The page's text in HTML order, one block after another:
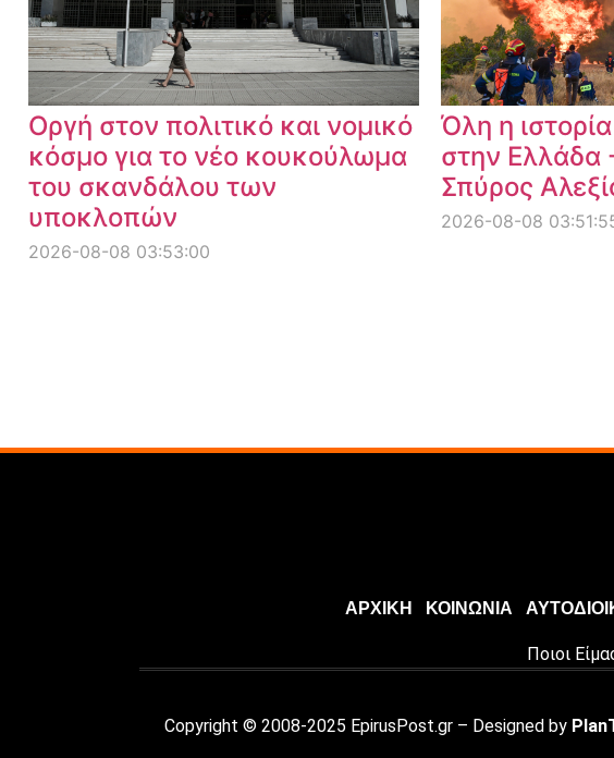
Οργή στον πολιτικό και νομικό
κόσμο για το νέο κουκούλωμα
του σκανδάλου των
υποκλοπών
2026-08-08 03:53:00
Όλη η
στην Ελλάδα
Σπύρος
2026-08-08
ΑΡΧΙΚΗ ΚΟΙΝΩΝΙΑ
Ποιοι
Copyright © 2008-2025 EpirusPost.gr – Designed by